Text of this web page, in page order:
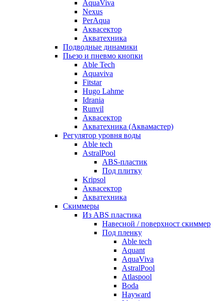
AquaViva
Nexus
PerAqua
Аквасектор
Акватехника
Подводные динамики
Пьезо и пневмо кнопки
Able Tech
Aquaviva
Fitstar
Hugo Lahme
Idrania
Runvil
Аквасектор
Акватехника (Аквамастер)
Регулятор уровня воды
Able tech
AstralPool
ABS-пластик
Под плитку
Kripsol
Аквасектор
Акватехника
Скиммеры
Из ABS пластика
Навесной / поверхност скиммер
Под пленку
Able tech
Aquant
AquaViva
AstralPool
Atlaspool
Boda
Hayward